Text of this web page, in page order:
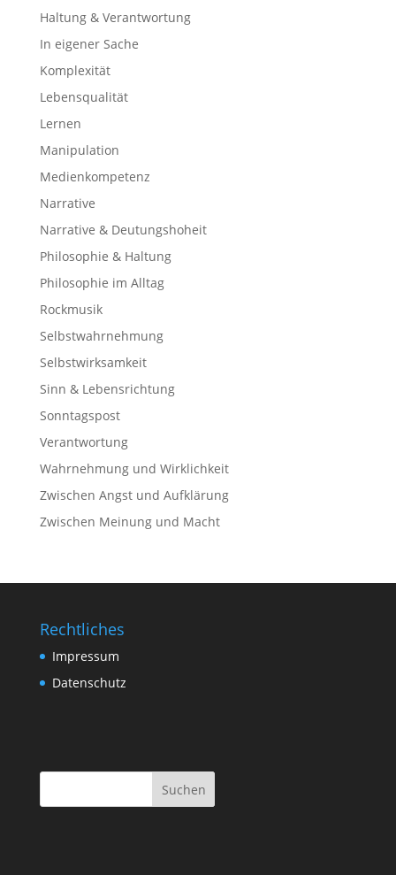
Haltung & Verantwortung
In eigener Sache
Komplexität
Lebensqualität
Lernen
Manipulation
Medienkompetenz
Narrative
Narrative & Deutungshoheit
Philosophie & Haltung
Philosophie im Alltag
Rockmusik
Selbstwahrnehmung
Selbstwirksamkeit
Sinn & Lebensrichtung
Sonntagspost
Verantwortung
Wahrnehmung und Wirklichkeit
Zwischen Angst und Aufklärung
Zwischen Meinung und Macht
Rechtliches
Impressum
Datenschutz